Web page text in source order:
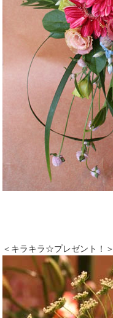
＜キラキラ☆プレゼント！＞